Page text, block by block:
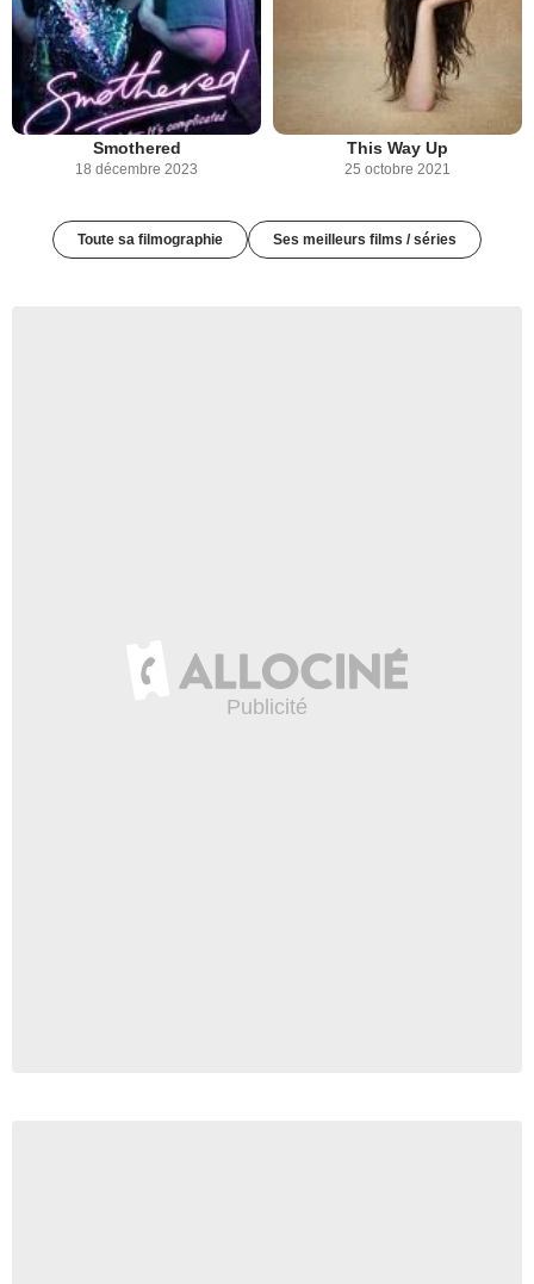
Smothered
18 décembre 2023
This Way Up
25 octobre 2021
Toute sa filmographie Ses meilleurs films / séries